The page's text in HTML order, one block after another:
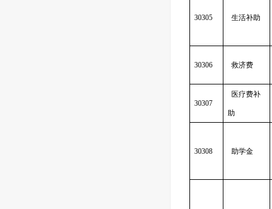
30305 生活补助
30306 救济费
30307
医疗费补
助
30308 助学金